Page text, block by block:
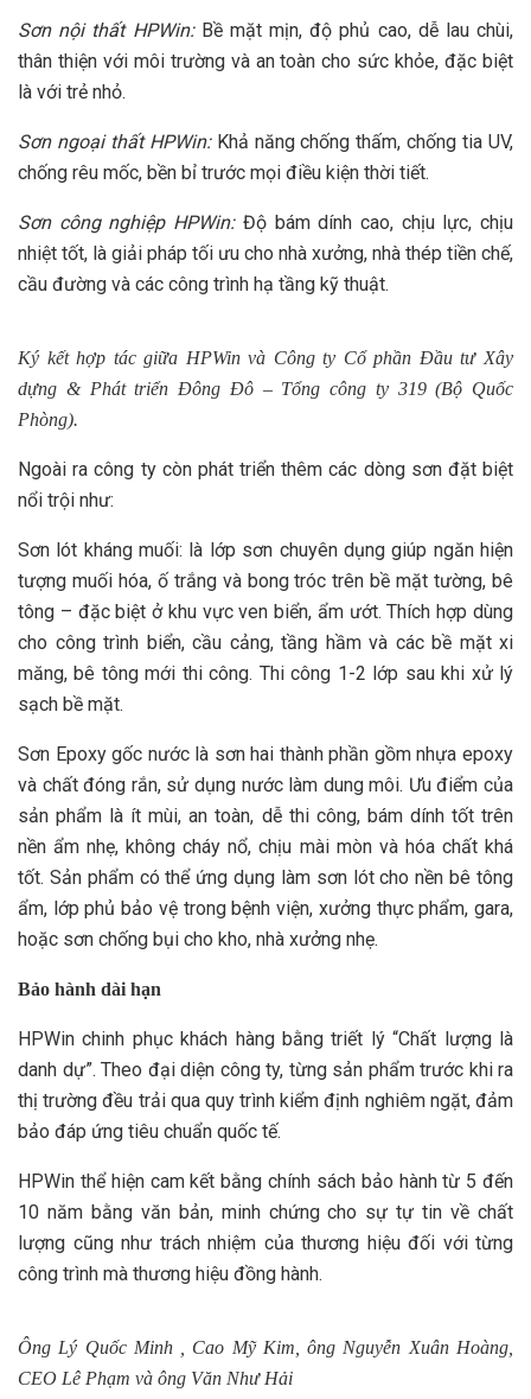
Sơn nội thất HPWin:Bề mặt mịn, độ phủ cao, dễ lau chùi,
thân thiện với môi trường và an toàn cho sức khỏe, đặc biệt
là với trẻ nhỏ.
Sơn ngoại thất HPWin:Khả năng chống thấm, chống tia UV,
chống rêu mốc, bền bỉ trước mọi điều kiện thời tiết.
Sơn công nghiệp HPWin:Độ bám dính cao, chịu lực, chịu
nhiệt tốt, là giải pháp tối ưu cho nhà xưởng, nhà thép tiền chế,
cầu đường và các công trình hạ tầng kỹ thuật.
Ký kết hợp tác giữa HPWin và Công ty Cổ phần Đầu tư Xây
dựng & Phát triển Đông Đô – Tổng công ty 319 (Bộ Quốc
Phòng).
Ngoài ra công ty còn phát triển thêm các dòng sơn đặt biệt
nổi trội như:
Sơn lót kháng muối: là lớp sơn chuyên dụng giúp ngăn hiện
tượng muối hóa, ố trắng và bong tróc trên bề mặt tường, bê
tông – đặc biệt ở khu vực ven biển, ẩm ướt. Thích hợp dùng
cho công trình biển, cầu cảng, tầng hầm và các bề mặt xi
măng, bê tông mới thi công. Thi công 1-2 lớp sau khi xử lý
sạch bề mặt.
Sơn Epoxy gốc nước là sơn hai thành phần gồm nhựa epoxy
và chất đóng rắn, sử dụng nước làm dung môi. Ưu điểm của
sản phẩm là ít mùi, an toàn, dễ thi công, bám dính tốt trên
nền ẩm nhẹ, không cháy nổ, chịu mài mòn và hóa chất khá
tốt. Sản phẩm có thể ứng dụng làm sơn lót cho nền bê tông
ẩm, lớp phủ bảo vệ trong bệnh viện, xưởng thực phẩm, gara,
hoặc sơn chống bụi cho kho, nhà xưởng nhẹ.
Bảo hành dài hạn
HPWin chinh phục khách hàng bằng triết lý “Chất lượng là
danh dự”. Theo đại diện công ty, từng sản phẩm trước khi ra
thị trường đều trải qua quy trình kiểm định nghiêm ngặt, đảm
bảo đáp ứng tiêu chuẩn quốc tế.
HPWin thể hiện cam kết bằng chính sách bảo hành từ 5 đến
10 năm bằng văn bản, minh chứng cho sự tự tin về chất
lượng cũng như trách nhiệm của thương hiệu đối với từng
công trình mà thương hiệu đồng hành.
Ông Lý Quốc Minh , Cao Mỹ Kim, ông Nguyễn Xuân Hoàng,
CEO Lê Phạm và ông Văn Như Hải